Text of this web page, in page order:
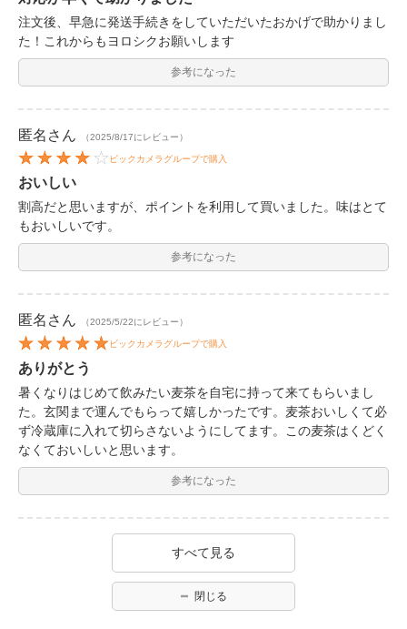
注文後、早急に発送手続きをしていただいたおかげで助かりまし
た！これからもヨロシクお願いします
参考になった
匿名 さん （2025/8/17にレビュー）
ビックカメラグループで購入
おいしい
割高だと思いますが、ポイントを利用して買いました。味はとて
もおいしいです。
参考になった
匿名 さん （2025/5/22にレビュー）
ビックカメラグループで購入
ありがとう
暑くなりはじめて飲みたい麦茶を自宅に持って来てもらいまし
た。玄関まで運んでもらって嬉しかったです。麦茶おいしくて必
ず冷蔵庫に入れて切らさないようにしてます。この麦茶はくどく
なくておいしいと思います。
参考になった
すべて見る
閉じる